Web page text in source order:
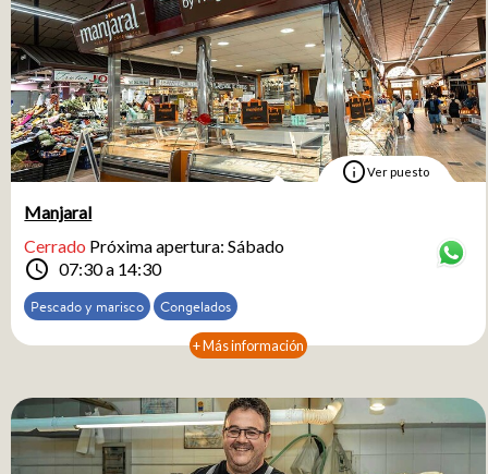
infoVer puesto
Manjaral
Cerrado Próxima apertura: Sábado
schedule 07:30 a 14:30
Pescado y marisco Congelados
+ Más información